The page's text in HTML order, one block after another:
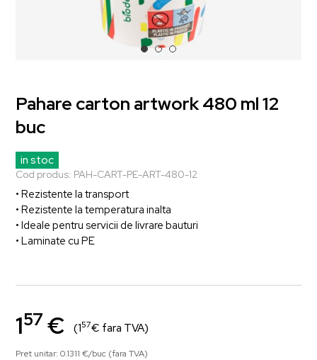
Pahare carton artwork 480 ml 12
buc
in stoc
Cod produs: PAH-CART-PE-ART-480-12
• Rezistente la transport
• Rezistente la temperatura inalta
• Ideale pentru servicii de livrare bauturi
• Laminate cu PE
157 € (157€ fara TVA)
Pret unitar: 0.1311 €/buc (fara TVA)